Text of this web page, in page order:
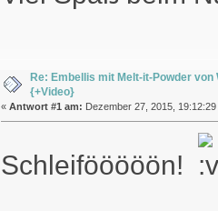
Re: Embellis mit Melt-it-Powder von
{+Video}
« Antwort #1 am: Dezember 27, 2015,
Schleifööööön!